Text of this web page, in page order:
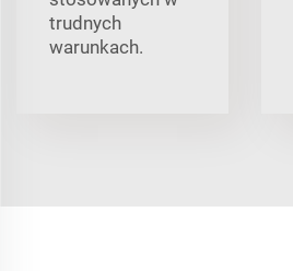
trudnych
warunkach.